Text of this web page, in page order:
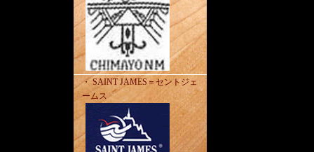
・ SAINT JAMES＝セントジェ
ームス